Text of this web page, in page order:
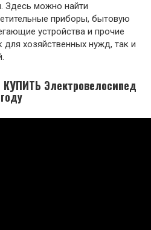
Здесь можно найти
приборы, бытовую
устройства и прочие
хозяйственных нужд, так и
Электровелосипед